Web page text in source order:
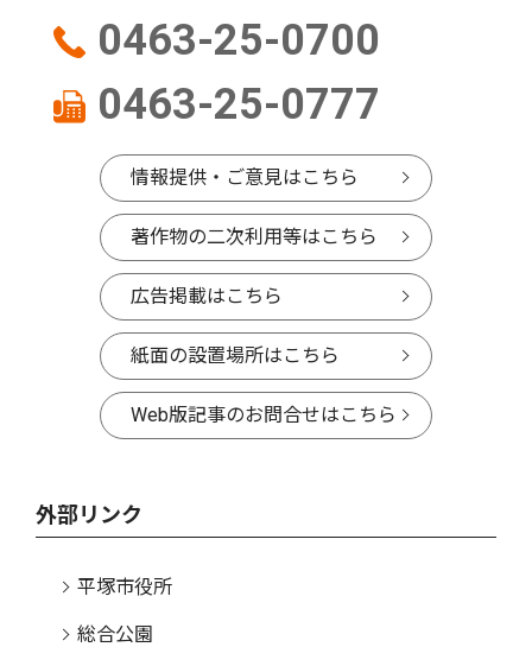
0463-25-0700
0463-25-0777
情報提供・ご意見はこちら
著作物の二次利用等はこちら
広告掲載はこちら
紙面の設置場所はこちら
Web版記事のお問合せはこちら
外部リンク
平塚市役所
総合公園